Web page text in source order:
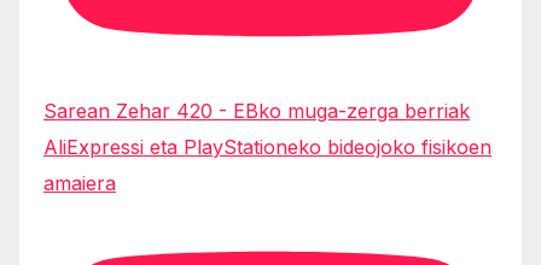
Sarean Zehar 420 - EBko muga-zerga berriak
AliExpressi eta PlayStationeko bideojoko fisikoen
amaiera